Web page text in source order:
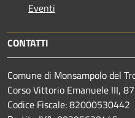
Eventi
CONTATTI
Comune di Monsampolo del
Corso Vittorio Emanuele III,
Codice Fiscale: 82000530442